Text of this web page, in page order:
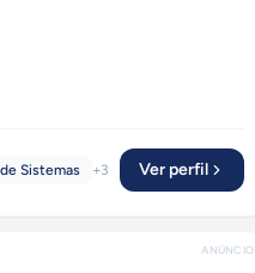
Sistemas +3 Ver perfil
ANÚNCIO